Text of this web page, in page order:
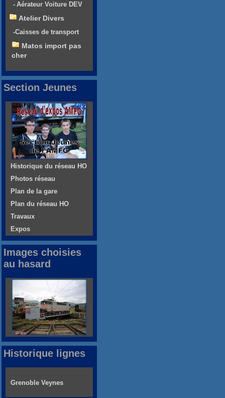
- Aérateur Voiture DEV
Atelier Divers
-Caisses de transport
Matos import pas
cher
Section Jeunes
Historique du réseau HO
Photos réseau
Plan de la gare
Plan du réseau HO
Travaux
Expos
Images choisies
au hasard
Historique lignes
Grenoble Veynes